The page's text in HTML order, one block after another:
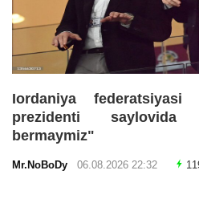
Iordaniya
prezidenti saylovida
bermaymiz"
Mr.NoBoDy 06.08.2026 22:32